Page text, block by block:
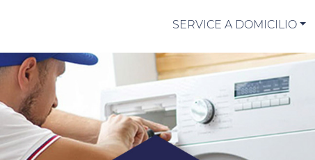
SERVICE A DOMICILIO